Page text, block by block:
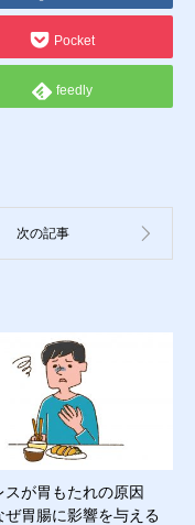
Pocket
feedly
スが胃もたれの原因
ぜ胃腸に影響を与える